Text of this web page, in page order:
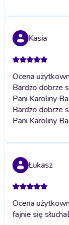
Kasia
Ocena
Bardzo dobrze
Pani Karoliny
Bardzo dobrze
Pani Karoliny
Łukasz
Ocena
fajnie się słucha